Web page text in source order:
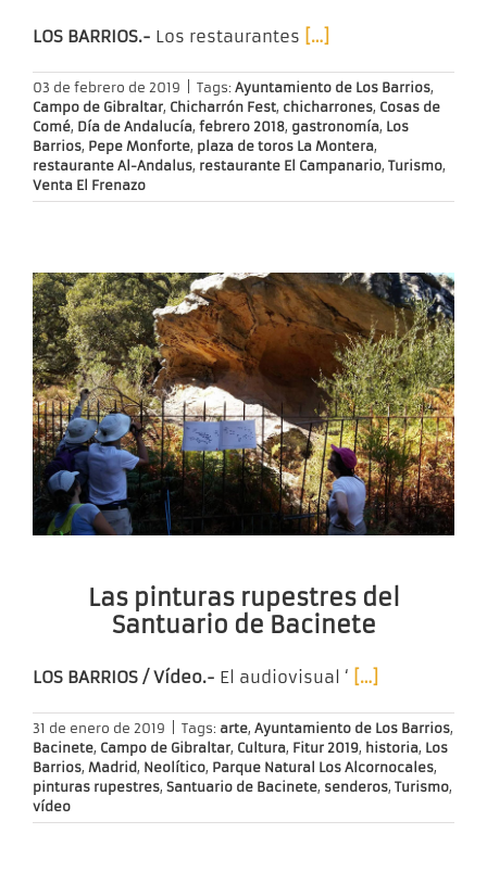
LOS BARRIOS.- Los restaurantes […]
03 de febrero de 2019 Tags: Ayuntamiento de Los Barrios,
Campo de Gibraltar, Chicharrón Fest, chicharrones, Cosas de
Comé, Día de Andalucía, febrero 2018, gastronomía, Los
Barrios, Pepe Monforte, plaza de toros La Montera,
restaurante Al-Andalus, restaurante El Campanario, Turismo,
Venta El Frenazo
Las pinturas rupestres del
Santuario de Bacinete
LOS BARRIOS / Vídeo.- El audiovisual ‘ […]
31 de enero de 2019 Tags: arte, Ayuntamiento de Los Barrios,
Bacinete, Campo de Gibraltar, Cultura, Fitur 2019, historia, Los
Barrios, Madrid, Neolítico, Parque Natural Los Alcornocales,
pinturas rupestres, Santuario de Bacinete, senderos, Turismo,
vídeo